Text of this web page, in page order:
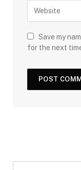
Save my
for the next